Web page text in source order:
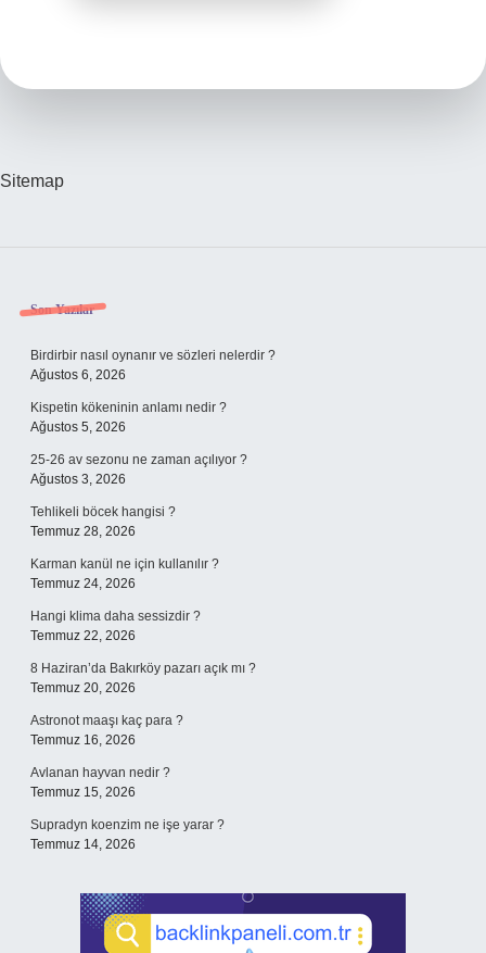
Sitemap
Sidebar
Son Yazılar
Birdirbir nasıl oynanır ve sözleri nelerdir ?
Ağustos 6, 2026
Kispetin kökeninin anlamı nedir ?
Ağustos 5, 2026
25-26 av sezonu ne zaman açılıyor ?
Ağustos 3, 2026
Tehlikeli böcek hangisi ?
Temmuz 28, 2026
Karman kanül ne için kullanılır ?
Temmuz 24, 2026
Hangi klima daha sessizdir ?
Temmuz 22, 2026
8 Haziran’da Bakırköy pazarı açık mı ?
Temmuz 20, 2026
Astronot maaşı kaç para ?
Temmuz 16, 2026
Avlanan hayvan nedir ?
Temmuz 15, 2026
Supradyn koenzim ne işe yarar ?
Temmuz 14, 2026